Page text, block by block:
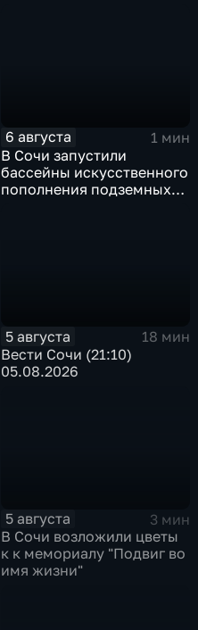
6 августа
1 мин
В Сочи запустили
бассейны искусственного
пополнения подземных
5 августа
18 мин
Вести Сочи (21:10)
05.08.2026
5 августа
3 мин
В Сочи возложили цветы
к к мемориалу "Подвиг во
имя жизни"